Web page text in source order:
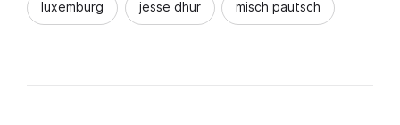
luxemburg jesse dhur misch pautsch